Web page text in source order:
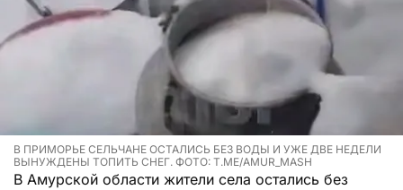
В ПРИМОРЬЕ СЕЛЬЧАНЕ ОСТАЛИСЬ БЕЗ ВОДЫ И УЖЕ ДВЕ НЕДЕЛИ
ВЫНУЖДЕНЫ ТОПИТЬ СНЕГ. ФОТО: T.ME/AMUR_MASH
В Амурской области жители села остались без